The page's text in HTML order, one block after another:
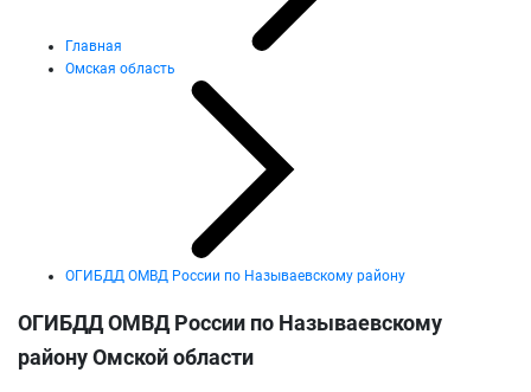
Главная
Омская область
ОГИБДД ОМВД России по Называевскому району
ОГИБДД ОМВД России по Называевскому
району Омской области